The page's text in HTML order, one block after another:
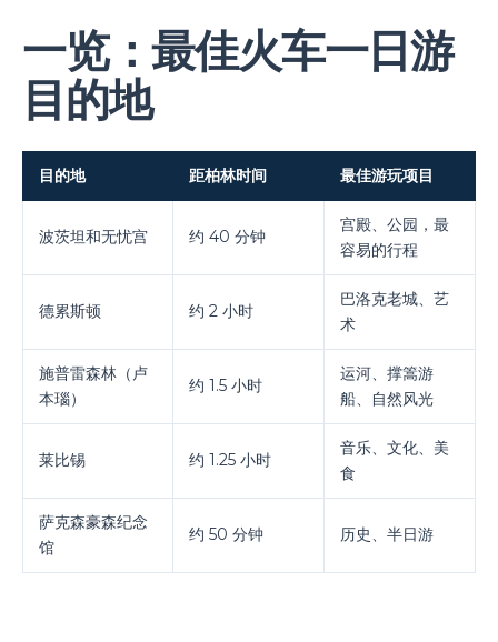
一览：最佳火车一日游
目的地
目的地 距柏林时间 最佳游玩项目
波茨坦和无忧宫 约 40 分钟
宫殿、公园，最
容易的行程
德累斯顿 约 2 小时
巴洛克老城、艺
术
施普雷森林（卢
本瑙）
约 1.5 小时
运河、撑篙游
船、自然风光
莱比锡 约 1.25 小时
音乐、文化、美
食
萨克森豪森纪念
馆
约 50 分钟 历史、半日游